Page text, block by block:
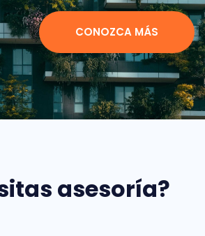
CONOZCA MÁS
asesoría?